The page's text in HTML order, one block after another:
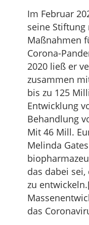
Im Februar
seine
Maßnahmen
Corona-
2020 ließ er
zusammen
bis zu 125
Entwicklung
Behandlung
Mit 46 Mill.
Melinda
das dabei
zu
das